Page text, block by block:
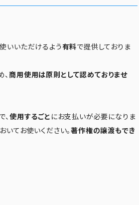
いいただけるよう有料で提供しておりま
、商用使用は原則として認めておりませ
、使用するごと にお支払いが必要になりま
いてお使いください。著作権の譲渡もでき